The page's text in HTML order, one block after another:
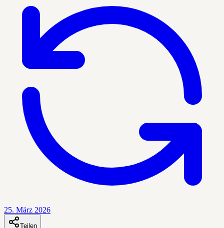
25. März 2026
Teilen